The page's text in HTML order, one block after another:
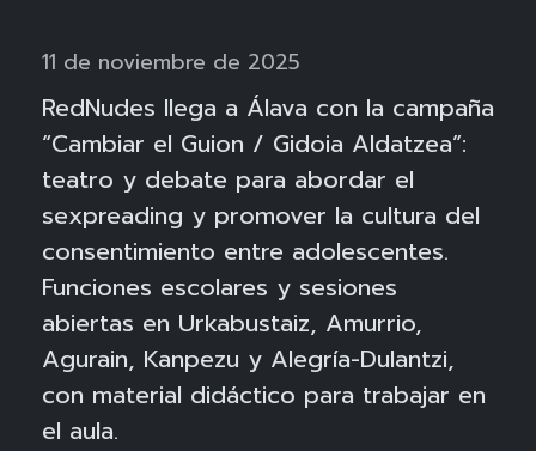
11 de noviembre de 2025
RedNudes llega a Álava con la campaña
“Cambiar el Guion / Gidoia Aldatzea”:
teatro y debate para abordar el
sexpreading y promover la cultura del
consentimiento entre adolescentes.
Funciones escolares y sesiones
abiertas en Urkabustaiz, Amurrio,
Agurain, Kanpezu y Alegría-Dulantzi,
con material didáctico para trabajar en
el aula.